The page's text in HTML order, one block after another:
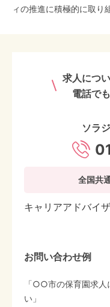
ィの推進に積極的に取り
求人につ
電話で
ソラ
全国共
キャリアアドバイ
お問い合わせ例
「○○市の保育園求人
い」